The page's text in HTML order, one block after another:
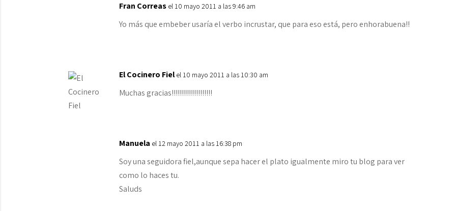
Fran Correas el 10 mayo 2011 a las 9:46 am
Yo más que embeber usaría el verbo incrustar, que para eso está, pero enhorabuena!!
El Cocinero Fielel 10 mayo 2011 a las 10:30 am
Muchas gracias!!!!!!!!!!!!!!!!!!!!
Manuela el 12 mayo 2011 a las 16:38 pm
Soy una seguidora fiel,aunque sepa hacer el plato igualmente miro tu blog para ver
como lo haces tu.
Saluds